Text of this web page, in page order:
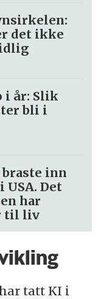
det ikke
i år: Slik
bli i
inn
USA. Det
har
til liv
tatt KI i